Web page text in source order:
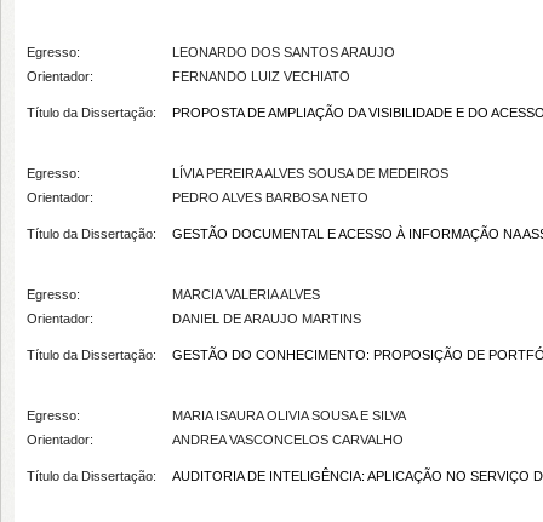
Egresso:
LEONARDO DOS SANTOS ARAUJO
Orientador:
FERNANDO LUIZ VECHIATO
Título da Dissertação: PROPOSTA DE AMPLIAÇÃO DA VISIBILIDADE E DO
Egresso:
LÍVIA PEREIRA ALVES SOUSA DE MEDEIROS
Orientador:
PEDRO ALVES BARBOSA NETO
Título da Dissertação: GESTÃO DOCUMENTAL E ACESSO À INFORMAÇÃO NA
Egresso:
MARCIA VALERIA ALVES
Orientador:
DANIEL DE ARAUJO MARTINS
Título da Dissertação: GESTÃO DO CONHECIMENTO: PROPOSIÇÃO DE
Egresso:
MARIA ISAURA OLIVIA SOUSA E SILVA
Orientador:
ANDREA VASCONCELOS CARVALHO
Título da Dissertação: AUDITORIA DE INTELIGÊNCIA: APLICAÇÃO NO SERVIÇO